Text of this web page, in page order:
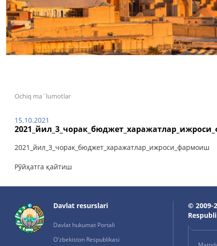
Ochiq ma`lumotlar
15.10.2021
2021_йил_3_чорак_бюджет_харажатлар_ижроси_фармоиш
Рўйҳатга қайтиш
Davlat resurslari
Davlat hukumat Portali
O'zbekiston Respublikasi
© 2009-